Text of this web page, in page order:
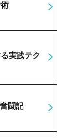
実践テク
闘記